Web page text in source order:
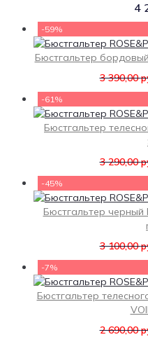
4
-59%
Бюстгальтер бордовый
3 390,00
-61%
Бюстгальтер
3 290,00
-45%
Бюстгальтер черный
3 100,00
-7%
Бюстгальтер
2 690,00